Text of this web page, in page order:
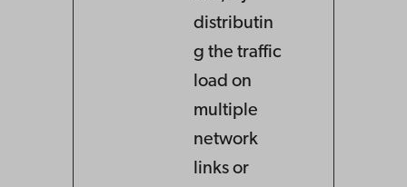
distributin
g the traffic
load on
multiple
network
links or